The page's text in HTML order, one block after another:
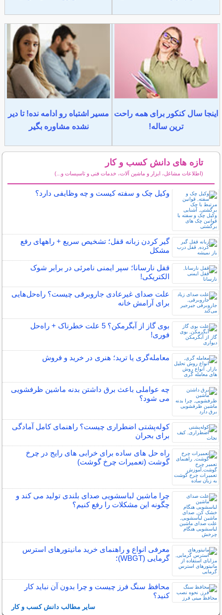
اینجا سال کنکور برای همه راحت
ترین ساله!
مسیر اشتباه رو ادامه نده! تا دیر
نشده مشاوره بگیر
تازه های دانش کسب و کار
(اطلاعات مشاغل، ابزار و ماشین آلات، خدمات فنی و تاسیسات و...)
وکیل چک و سفته کیست و چه وظایفی دارد؟
گیر کردن زبانه قفل؛ تشخیص سریع + راههای رفع
مشکل
قفل نارسانا؛ سپر ایمنی نامرئی در برابر شوک
الکتریکی!
علت صدای غیرعادی جاروبرقی چیست؟ راه‌حل‌هایی
برای آرامش خانه
بوی گاز از آبگرمکن؟ 5 علت خطرناک + راه‌حل
فوری!
معامله‌گری یا ترید؛ هنری در خرید و فروش
چه عواملی باعث برق داشتن بدنه ماشین ظرفشویی
می شود؟
کوله‌پشتی اضطراری چیست؟ راهنمای کامل آمادگی
برای بحران
راه حل های ساده برای خرابی های رایج در چرخ
گوشت (تعمیرات چرخ گوشت)
چرا ماشین لباسشویی صدای بلندی تولید می کند و
چگونه این مشکلات را رفع کنیم؟
معرفی انواع و راهنمای خرید مانیتورهای استرس
گرمایی (WBGT)؛
محافظ سنگ فرز چیست و چرا بدون آن نباید کار
کنید؟
سایر مطالب دانش کسب و کار